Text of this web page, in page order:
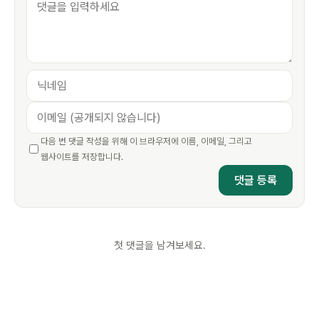
다음 번 댓글 작성을 위해 이 브라우저에 이름, 이메일, 그리고
웹사이트를 저장합니다.
첫 댓글을 남겨보세요.